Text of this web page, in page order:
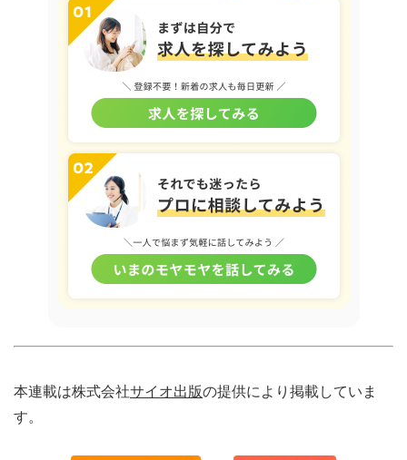
本連載は株式会社サイオ出版の提供により掲載していま
す。